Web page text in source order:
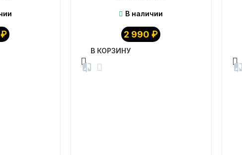
₽
В наличии
2 990₽
В КОРЗИНУ